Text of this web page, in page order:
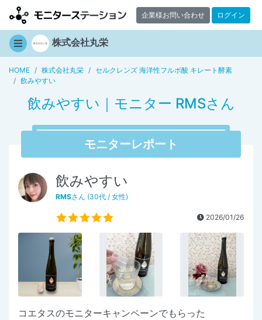
企業様お問い合わせ ログイン
株式会社丸栄
HOME 株式会社丸栄
セルクレンズ 海洋性フルボ酸 キレート酵素
飲みやすい
飲みやすい｜モニター RMSさん
モニターレポート
飲みやすい
RMSさん (30代 / 女性)
2026/01/26
コエタスのモニターキャンペーンでもらった